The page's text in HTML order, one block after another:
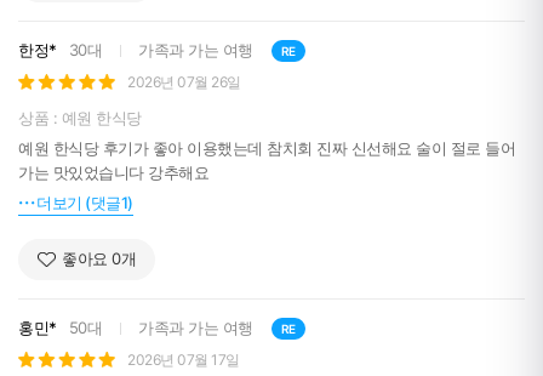
한정* 30대 가족과 가는 여행 RE
2026년 07월 26일
상품 : 예원 한식당
예원 한식당 후기가 좋아 이용했는데 참치회 진짜 신선해요 술이 절로 들어
가는 맛있었습니다 강추해요
더보기 (댓글1)
좋아요 0개
홍민* 50대 가족과 가는 여행 RE
2026년 07월 17일